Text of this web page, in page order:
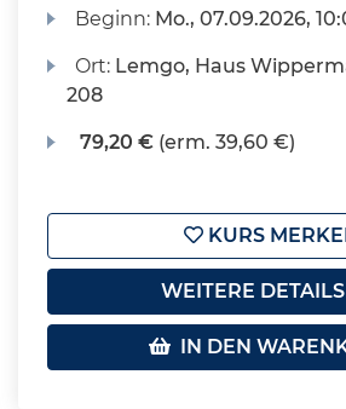
Beginn: Mo., 07.09.2026,
Ort: Lemgo, Haus
208
79,20 € (erm. 39,60 €)
KURS
WEITERE DETAILS
IN DEN